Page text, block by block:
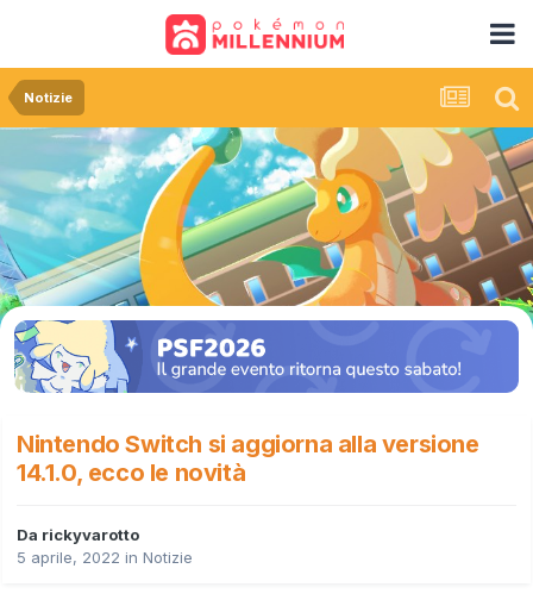
Notizie
Nintendo Switch si aggiorna alla versione
14.1.0, ecco le novità
Da rickyvarotto
5 aprile, 2022 in Notizie